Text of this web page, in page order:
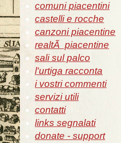
comuni piacentini
castelli e rocche
canzoni piacentine
realtÃ piacentine
sali sul palco
l'urtiga racconta
i vostri commenti
servizi utili
contatti
links segnalati
donate - support